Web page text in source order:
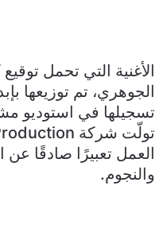
الأغنية التي تحمل
الجوهري، تم توزيعها
العمل تعبيرًا صادقًا عن
والنجوم.